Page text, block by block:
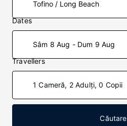
Dates
Sâm 8 Aug - Dum 9 Aug
Travellers
1 Cameră, 2 Adulți, 0 Copii
Căutare